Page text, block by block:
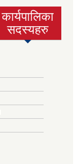
कार्यपालिका
सदस्यहरु
(active tab)